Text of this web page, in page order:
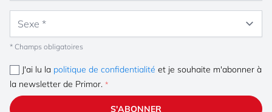
* Champs obligatoires
J'ai lu la politique de confidentialité et je souhaite m'abonner à
la newsletter de Primor.
S'ABONNER